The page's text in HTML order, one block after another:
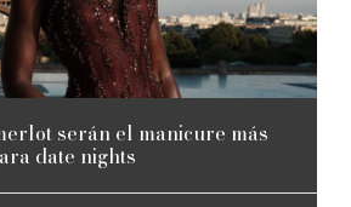
serán el manicure más
date nights